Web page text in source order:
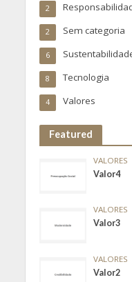
2
Sem categoria
2
6
Tecnologia
8
Valores
4
Featured
VALORES
Valor4
VALORES
Valor3
VALORES
Valor2